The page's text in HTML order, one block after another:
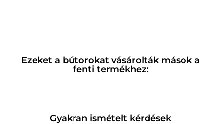
Ezeket a bútorokat vásárolták mások a
fenti termékhez:
Gyakran ismételt kérdések